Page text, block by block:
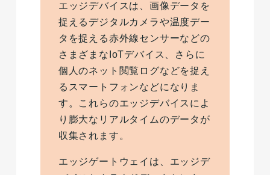
エッジデバイスは、画像データを
捉えるデジタルカメラや温度デー
タを捉える赤外線センサーなどの
さまざまなIoTデバイス、さらに
個人のネット閲覧ログなどを捉え
るスマートフォンなどになりま
す。これらのエッジデバイスによ
り膨大なリアルタイムのデータが
収集されます。
エッジゲートウェイは、エッジデ